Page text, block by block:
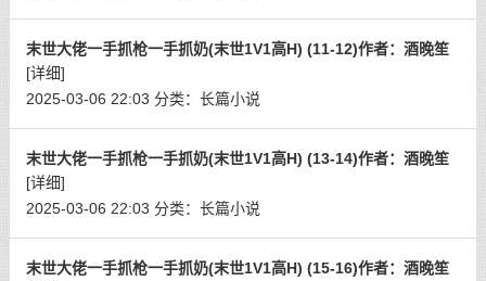
末世大佬一手抓枪一手抓奶(末世1V1高H) (11-12)作者：酒晚笙
[详细]
2025-03-06 22:03 分类： 长篇小说
末世大佬一手抓枪一手抓奶(末世1V1高H) (13-14)作者：酒晚笙
[详细]
2025-03-06 22:03 分类： 长篇小说
末世大佬一手抓枪一手抓奶(末世1V1高H) (15-16)作者：酒晚笙